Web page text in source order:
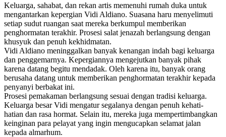
Keluarga, sahabat, dan rekan artis memenuhi rumah duka untuk
mengantarkan kepergian Vidi Aldiano. Suasana haru menyelimuti
setiap sudut ruangan saat mereka berkumpul memberikan
penghormatan terakhir. Prosesi salat jenazah berlangsung dengan
khusyuk dan penuh kekhidmatan.
Vidi Aldiano meninggalkan banyak kenangan indah bagi keluarga
dan penggemarnya. Kepergiannya mengejutkan banyak pihak
karena datang begitu mendadak. Oleh karena itu, banyak orang
berusaha datang untuk memberikan penghormatan terakhir kepada
penyanyi berbakat ini.
Prosesi pemakaman berlangsung sesuai dengan tradisi keluarga.
Keluarga besar Vidi mengatur segalanya dengan penuh kehati-
hatian dan rasa hormat. Selain itu, mereka juga mempertimbangkan
keinginan para pelayat yang ingin mengucapkan selamat jalan
kepada almarhum.